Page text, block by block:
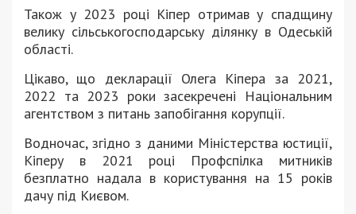
Також у 2023 році Кіпер отримав у спадщину
велику сільськогосподарську ділянку в Одеській
області.
Цікаво, що декларації Олега Кіпера за 2021,
2022 та 2023 роки засекречені Національним
агентством з питань запобігання корупції.
Водночас, згідно з даними Міністерства юстиції,
Кіперу в 2021 році Профспілка митників
безплатно надала в користування на 15 років
дачу під Києвом.